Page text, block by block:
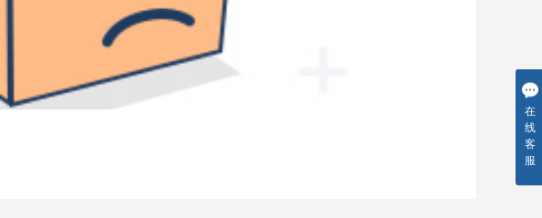
在
线
客
服